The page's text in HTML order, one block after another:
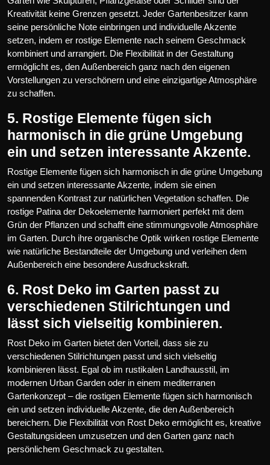
Kreativität keine Grenzen gesetzt. Jeder Gartenbesitzer kann
seine persönliche Note einbringen und individuelle Akzente
setzen, indem er rostige Elemente nach seinem Geschmack
kombiniert und arrangiert. Die Flexibilität in der Gestaltung
ermöglicht es, den Außenbereich ganz nach den eigenen
Vorstellungen zu verschönern und eine einzigartige Atmosphäre
zu schaffen.
5. Rostige Elemente fügen sich
harmonisch in die grüne Umgebung
ein und setzen interessante Akzente.
Rostige Elemente fügen sich harmonisch in die grüne Umgebung
ein und setzen interessante Akzente, indem sie einen
spannenden Kontrast zur natürlichen Vegetation schaffen. Die
rostige Patina der Dekoelemente harmoniert perfekt mit dem
Grün der Pflanzen und schafft eine stimmungsvolle Atmosphäre
im Garten. Durch ihre organische Optik wirken rostige Elemente
wie natürliche Bestandteile der Umgebung und verleihen dem
Außenbereich eine besondere Ausdruckskraft.
6. Rost Deko im Garten passt zu
verschiedenen Stilrichtungen und
lässt sich vielseitig kombinieren.
Rost Deko im Garten bietet den Vorteil, dass sie zu
verschiedenen Stilrichtungen passt und sich vielseitig
kombinieren lässt. Egal ob im rustikalen Landhausstil, im
modernen Urban Garden oder in einem mediterranen
Gartenkonzept – die rostigen Elemente fügen sich harmonisch
ein und setzen individuelle Akzente, die den Außenbereich
bereichern. Die Flexibilität von Rost Deko ermöglicht es, kreative
Gestaltungsideen umzusetzen und den Garten ganz nach
persönlichem Geschmack zu gestalten.